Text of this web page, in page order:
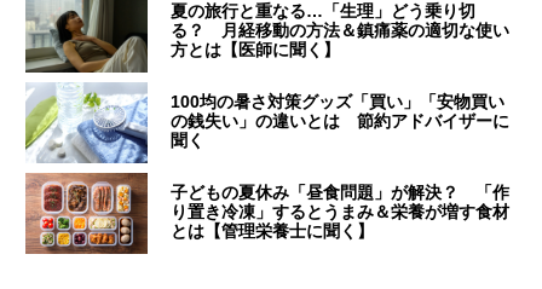
夏の旅行と重なる…「生理」どう乗り切
る？ 月経移動の方法＆鎮痛薬の適切な使い
方とは【医師に聞く】
100均の暑さ対策グッズ「買い」「安物買い
の銭失い」の違いとは 節約アドバイザーに
聞く
子どもの夏休み「昼食問題」が解決？ 「作
り置き冷凍」するとうまみ＆栄養が増す食材
とは【管理栄養士に聞く】